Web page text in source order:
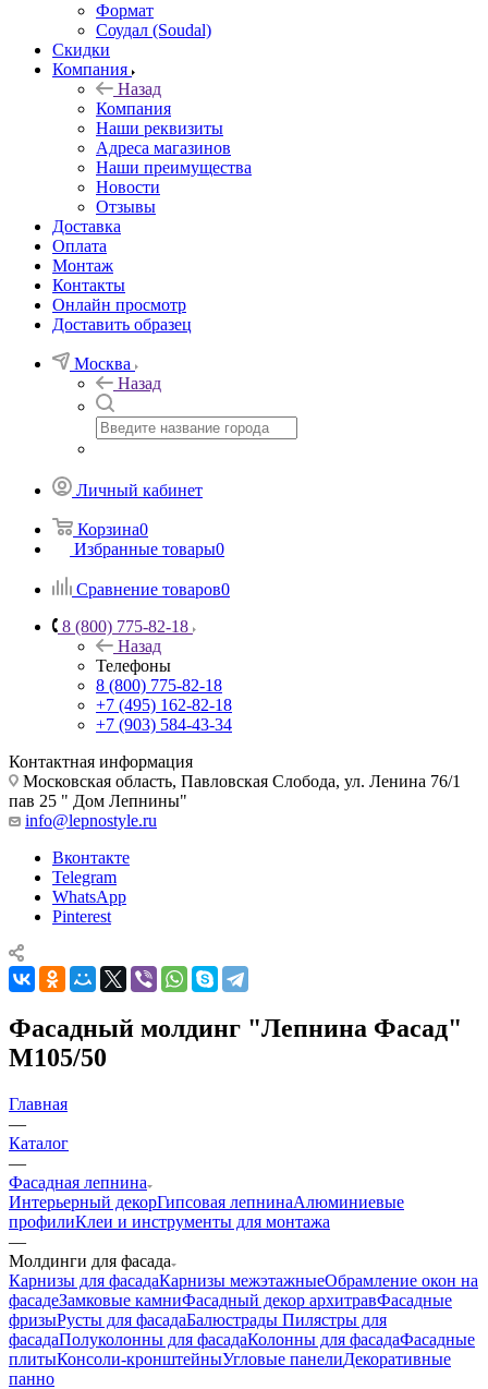
Формат
Соудал (Soudal)
Скидки
Компания
Назад
Компания
Наши реквизиты
Адреса магазинов
Наши преимущества
Новости
Отзывы
Доставка
Оплата
Монтаж
Контакты
Онлайн просмотр
Доставить образец
Москва
Назад
Личный кабинет
Корзина0
Избранные товары0
Сравнение товаров0
8 (800) 775-82-18
Назад
Телефоны
8 (800) 775-82-18
+7 (495) 162-82-18
+7 (903) 584-43-34
Контактная информация
Московская область, Павловская Слобода, ул. Ленина 76/1
пав 25 " Дом Лепнины"
info@lepnostyle.ru
Вконтакте
Telegram
WhatsApp
Pinterest
Фасадный молдинг "Лепнина Фасад"
М105/50
Главная
—
Каталог
—
Фасадная лепнина
Интерьерный декорГипсовая лепнинаАлюминиевые
профилиКлеи и инструменты для монтажа
—
Молдинги для фасада
Карнизы для фасадаКарнизы межэтажныеОбрамление окон на
фасадеЗамковые камниФасадный декор архитравФасадные
фризыРусты для фасадаБалюстрады Пилястры для
фасадаПолуколонны для фасадаКолонны для фасадаФасадные
плитыКонсоли-кронштейныУгловые панелиДекоративные
панно